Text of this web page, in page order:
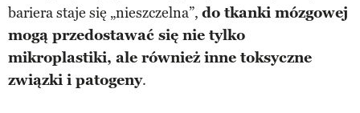
bariera staje się „nieszczelna”, do tkanki mózgowej
mogą przedostawać się nie tylko
mikroplastiki, ale również inne toksyczne
związki i patogeny.